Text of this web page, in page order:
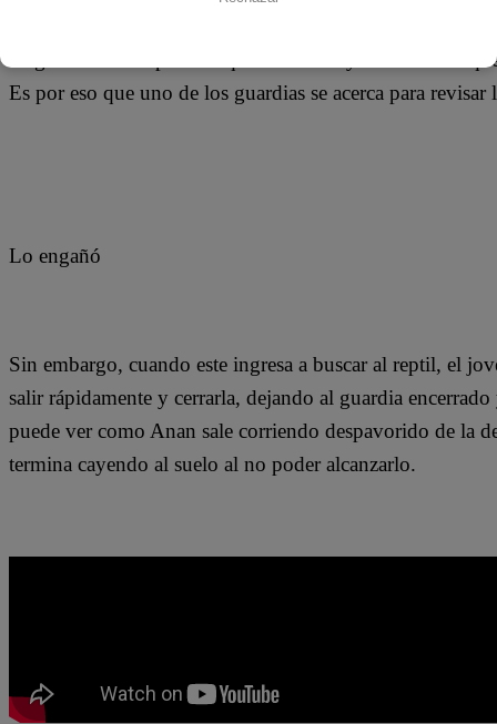
asegurando a los policías que nada más y nada menos
Es por eso que uno de los guardias se acerca para
Lo engañó
Sin embargo, cuando este ingresa a buscar al reptil, el
salir rápidamente y cerrarla, dejando al guardia
puede ver como Anan sale corriendo despavorido de la
termina cayendo al suelo al no poder alcanzarlo.